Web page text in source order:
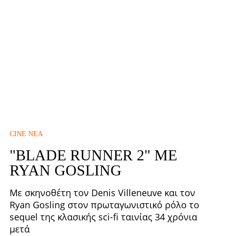
CINE ΝΈΑ
"BLADE RUNNER 2" ΜΕ
RYAN GOSLING
Με σκηνοθέτη τον Denis Villeneuve και τον
Ryan Gosling στον πρωταγωνιστικό ρόλο το
sequel της κλασικής sci-fi ταινίας 34 χρόνια
μετά